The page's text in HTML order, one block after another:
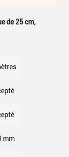
de 25 cm,
mm